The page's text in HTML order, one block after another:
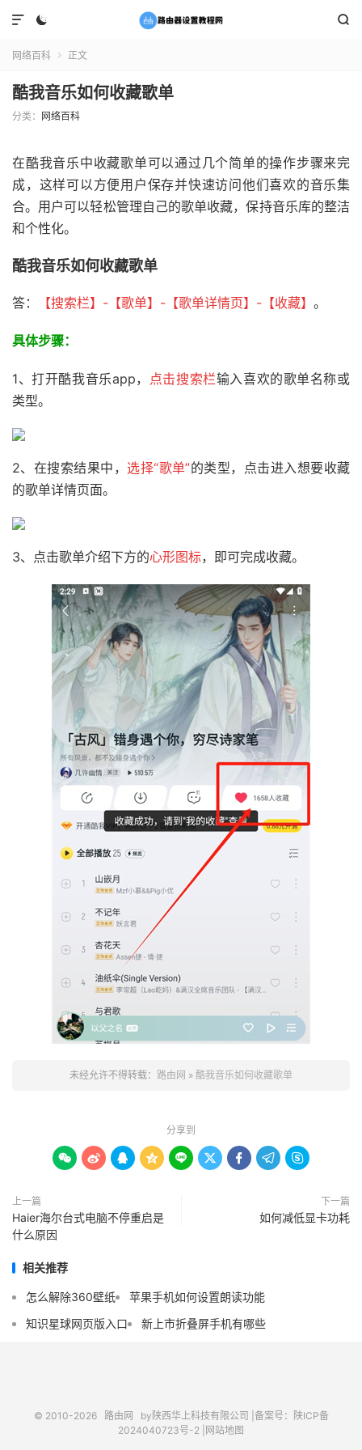
 

网络百科  正文
酷我音乐如何收藏歌单
分类： 网络百科
在酷我音乐中收藏歌单可以通过几个简单的操作步骤来完
成，这样可以方便用户保存并快速访问他们喜欢的音乐集
合。用户可以轻松管理自己的歌单收藏，保持音乐库的整洁
和个性化。
酷我音乐如何收藏歌单
答： 【搜索栏】-【歌单】-【歌单详情页】-【收藏】 。
具体步骤：
1、打开酷我音乐app， 点击搜索栏输入喜欢的歌单名称或
类型。
2、在搜索结果中， 选择“歌单”的类型，点击进入想要收藏
的歌单详情页面。
3、点击歌单介绍下方的心形图标，即可完成收藏。
未经允许不得转载： 路由网 » 酷我音乐如何收藏歌单
分享到
        
上一篇
Haier海尔台式电脑不停重启是
什么原因
下一篇
如何减低显卡功耗
相关推荐
怎么解除360壁纸
苹果手机如何设置朗读功能
知识星球网页版入口
新上市折叠屏手机有哪些
© 2010-2026 路由网 by陕西华上科技有限公司 | 备案号：陕ICP备
2024040723号-2 | 网站地图